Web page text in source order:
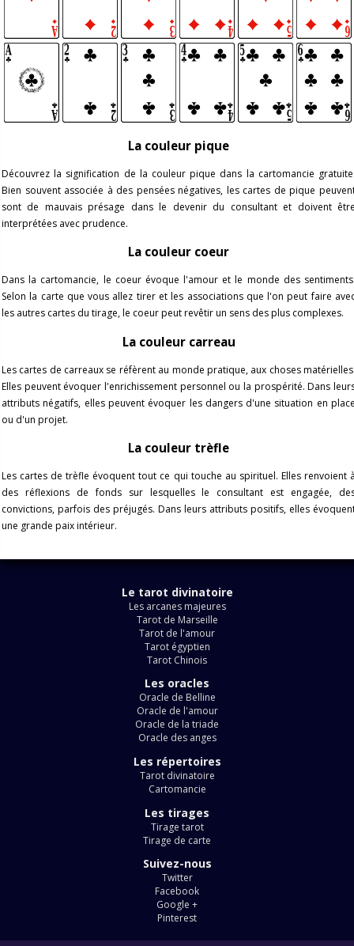
La couleur pique
Découvrez la signification de la couleur pique dans la cartomancie
Bien souvent associée à des pensées négatives, les cartes de pique
sont de mauvais présage dans le devenir du consultant et doivent
interprétées avec prudence.
La couleur coeur
Dans la cartomancie, le coeur évoque l'amour et le monde des
Selon la carte que vous allez tirer et les associations que l'on peut faire
les autres cartes du tirage, le coeur peut revêtir un sens des plus complexes.
La couleur carreau
Les cartes de carreaux se réfèrent au monde pratique, aux choses
Elles peuvent évoquer l'enrichissement personnel ou la prospérité. Dans
attributs négatifs, elles peuvent évoquer les dangers d'une situation en
ou d'un projet.
La couleur trèfle
Les cartes de trèfle évoquent tout ce qui touche au spirituel. Elles renvoient
des réflexions de fonds sur lesquelles le consultant est engagée,
convictions, parfois des préjugés. Dans leurs attributs positifs, elles
une grande paix intérieur.
Le tarot divinatoire
Les arcanes majeures
Tarot de Marseille
Tarot de l'amour
Tarot égyptien
Tarot Chinois
Les oracles
Oracle de Belline
Oracle de l'amour
Oracle de la triade
Oracle des anges
Les répertoires
Tarot divinatoire
Cartomancie
Les tirages
Tirage tarot
Tirage de carte
Suivez-nous
Twitter
Facebook
Google +
Pinterest